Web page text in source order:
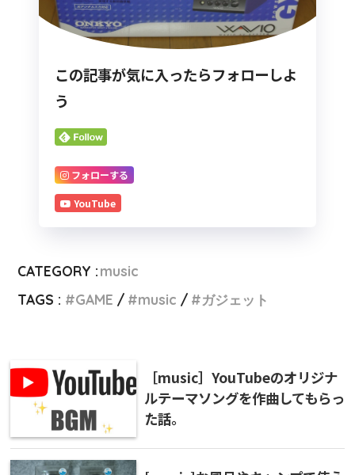
この記事が気に入ったらフォローしよ
う
フォローする
YouTube
CATEGORY :music
TAGS :
GAME music ガジェット
［music］YouTubeのオリジナ
ルテーマソングを作曲してもらっ
た話。